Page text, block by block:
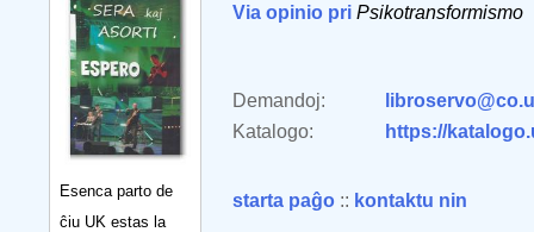
Esenca parto de
ĉiu UK estas la
Via opinio pri Psikotransformismo
Demandoj:
Katalogo:
https://
starta paĝo :: kontaktu nin